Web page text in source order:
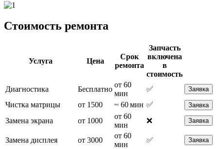
Стоимость ремонта
Услуга Цена
Срок
ремонта
Запчасть
включена
в
стоимость
Диагностика
Бесплатно
от 60
мин
✅ Заявка
Чистка матрицы от 1500 ~ 60 мин ✅ Заявка
Замена экрана от 1000
от 60
мин
❌ Заявка
Замена дисплея от 3000
от 60
мин
✅ Заявка